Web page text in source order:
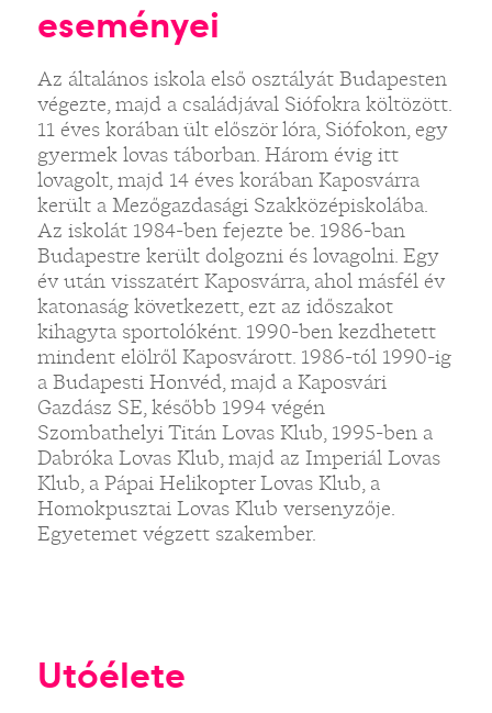
eseményei
Az általános iskola első osztályát Budapesten
végezte, majd a családjával Siófokra költözött.
11 éves korában ült először lóra, Siófokon, egy
gyermek lovas táborban. Három évig itt
lovagolt, majd 14 éves korában Kaposvárra
került a Mezőgazdasági Szakközépiskolába.
Az iskolát 1984-ben fejezte be. 1986-ban
Budapestre került dolgozni és lovagolni. Egy
év után visszatért Kaposvárra, ahol másfél év
katonaság következett, ezt az időszakot
kihagyta sportolóként. 1990-ben kezdhetett
mindent elölről Kaposvárott. 1986-tól 1990-ig
a Budapesti Honvéd, majd a Kaposvári
Gazdász SE, később 1994 végén
Szombathelyi Titán Lovas Klub, 1995-ben a
Dabróka Lovas Klub, majd az Imperiál Lovas
Klub, a Pápai Helikopter Lovas Klub, a
Homokpusztai Lovas Klub versenyzője.
Egyetemet végzett szakember.
Utóélete